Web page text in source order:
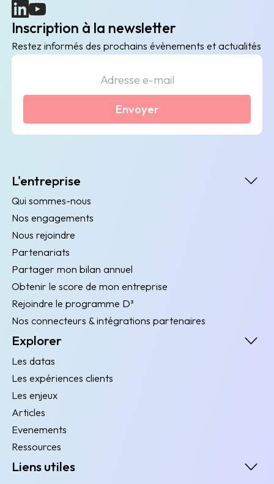
(nouvelle fenêtre)
(nouvelle fenêtre)
Inscription à la newsletter
Restez informés des prochains évènements et actualités
Envoyer
L'entreprise
Qui sommes-nous
Nos engagements
Nous rejoindre
Partenariats
Partager mon bilan annuel
Obtenir le score de mon entreprise
Rejoindre le programme D³
Nos connecteurs & intégrations partenaires
Explorer
Les datas
Les expériences clients
Les enjeux
Articles
Evenements
Ressources
Liens utiles